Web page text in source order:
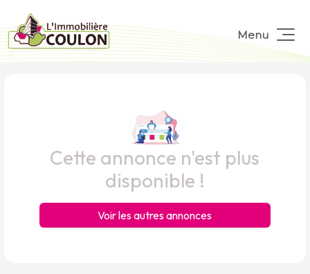
Menu
Cette annonce n'est plus
disponible !
Voir les autres annonces